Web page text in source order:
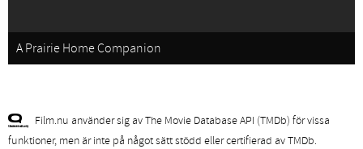
A Prairie Home Companion
Film.nu använder sig av The Movie Database API (TMDb) för vissa
funktioner, men är inte på något sätt stödd eller certifierad av TMDb.